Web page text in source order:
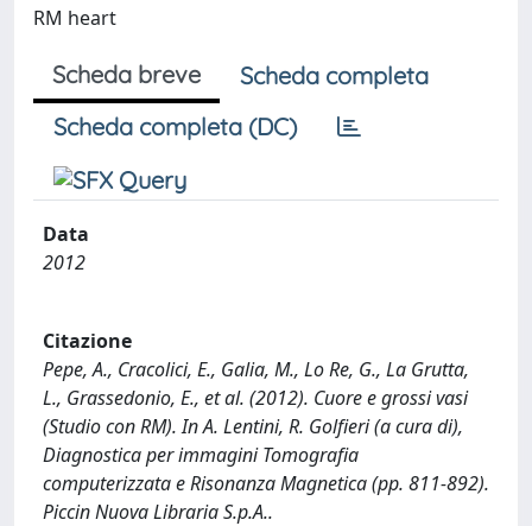
RM heart
Scheda breve
Scheda completa
Scheda completa (DC)
Data
2012
Citazione
Pepe, A., Cracolici, E., Galia, M., Lo Re, G., La Grutta,
L., Grassedonio, E., et al. (2012). Cuore e grossi vasi
(Studio con RM). In A. Lentini, R. Golfieri (a cura di),
Diagnostica per immagini Tomografia
computerizzata e Risonanza Magnetica (pp. 811-892).
Piccin Nuova Libraria S.p.A..